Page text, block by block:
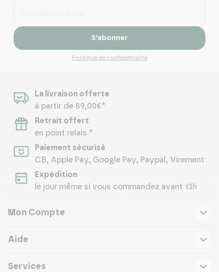
S’abonner
Politique de confidentialité
La livraison offerte
à partir de 89,00€*
Retrait offert
en point relais *
Paiement sécurisé
CB, Apple Pay, Google Pay, Paypal, Virement
Expédition
le jour même si vous commandez avant 13h
Mon Compte
Aide
Services